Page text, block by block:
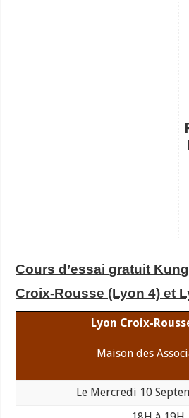
Cours d’essai gratuit
Croix-Rousse (Lyon 4) et
Lyon Croix-
Maison des
Le Mercredi 10